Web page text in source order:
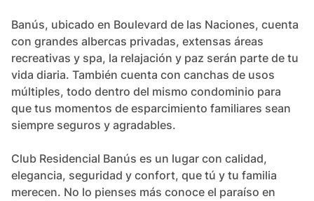
Banús, ubicado en Boulevard de las Naciones, cuenta
con grandes albercas privadas, extensas áreas
recreativas y spa, la relajación y paz serán parte de tu
vida diaria. También cuenta con canchas de usos
múltiples, todo dentro del mismo condominio para
que tus momentos de esparcimiento familiares sean
siempre seguros y agradables.
Club Residencial Banús es un lugar con calidad,
elegancia, seguridad y confort, que tú y tu familia
merecen. No lo pienses más conoce el paraíso en